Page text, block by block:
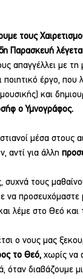
τους
Παρασκευή
απαγγέλλει με
έργο, που
και
ο Υμνογράφος.
μέσα στους
αντί για άλλη
συχνά τους
να
λέμε στο Θεό και
ο νους μας
το Θεό, χωρίς να
όταν διαβάζουμε